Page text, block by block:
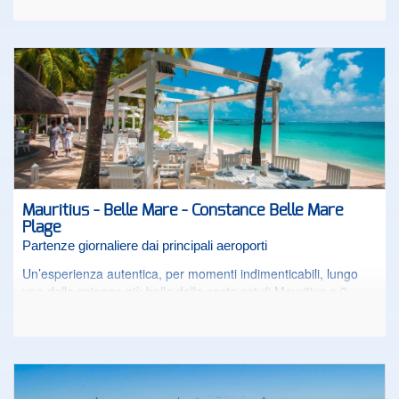
gratuite per il campo da golf . La spiaggia di sabbia bianca
naturale è lunga circa 700 metri e la laguna su cui si affaccia è
un vero paradiso per la vita marina. L’atmosfera dell’albergo è
vivace, le attività numerose, mentre la formula all inclusive
toglie ogni preoccupazione. Il resort perfetto per una vacanza
all’insegna del divertimento, la buona cucina e un’autentica
esperienza mauriziana. Il contesto naturale esotico ne fa la
cornice ideale per rendere ancora più attraente il soggiorno.
L'hotel accetta ospiti dai 16 anni compiuti.
Mauritius - Belle Mare - Constance Belle Mare
Plage
Partenze giornaliere dai principali aeroporti
Un’esperienza autentica, per momenti indimenticabili, lungo
una delle spiagge più belle della costa est di Mauritius e 2
contemporanea, senza perdere il tipico calore e l’atmosfera
coloniale.